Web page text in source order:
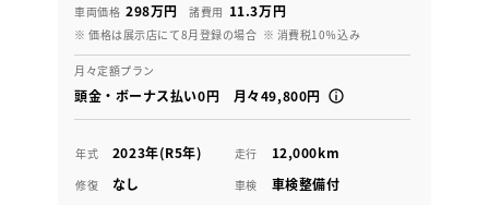
車両価格 298万円 諸費用 11.3万円
※ 価格は展示店にて8月登録の場合 ※ 消費税10％込み
月々定額プラン
頭金・ボーナス払い0円 月々49,800円
年式 2023年(R5年) 走行 12,000km
修復 なし 車検 車検整備付